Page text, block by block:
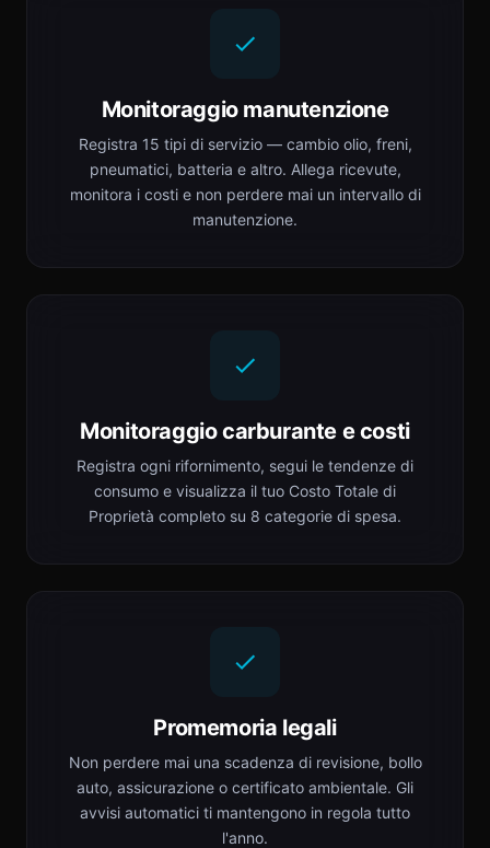
Monitoraggio manutenzione
Registra 15 tipi di servizio — cambio olio, freni,
pneumatici, batteria e altro. Allega ricevute,
monitora i costi e non perdere mai un intervallo di
manutenzione.
Monitoraggio carburante e costi
Registra ogni rifornimento, segui le tendenze di
consumo e visualizza il tuo Costo Totale di
Proprietà completo su 8 categorie di spesa.
Promemoria legali
Non perdere mai una scadenza di revisione, bollo
auto, assicurazione o certificato ambientale. Gli
avvisi automatici ti mantengono in regola tutto
l'anno.